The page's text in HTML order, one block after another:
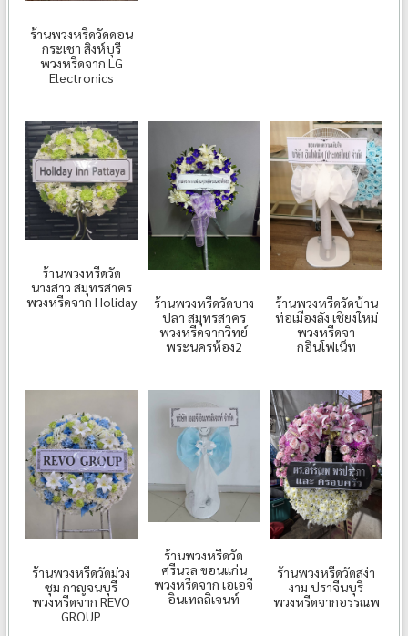
ร้านพวงหรีดวัดดอน
กระเชา สิงห์บุรี
พวงหรีดจาก LG
Electronics
ร้านพวงหรีดวัด
นางสาว สมุทรสาคร
พวงหรีดจาก Holiday
ร้านพวงหรีดวัดบาง
ปลา สมุทรสาคร
พวงหรีดจากวิทย์
พระนครห้อง2
ร้านพวงหรีดวัดบ้าน
ท่อเมืองลัง เชียงใหม่
พวงหรีดจา
กอินโฟเน็ท
ร้านพวงหรีดวัดม่วง
ชุม กาญจนบุรี
พวงหรีดจาก REVO
GROUP
ร้านพวงหรีดวัด
ศรีนวล ขอนแก่น
พวงหรีดจาก เอเอจี
อินเทลลิเจนท์
ร้านพวงหรีดวัดสง่า
งาม ปราจีนบุรี
พวงหรีดจากอรรณพ